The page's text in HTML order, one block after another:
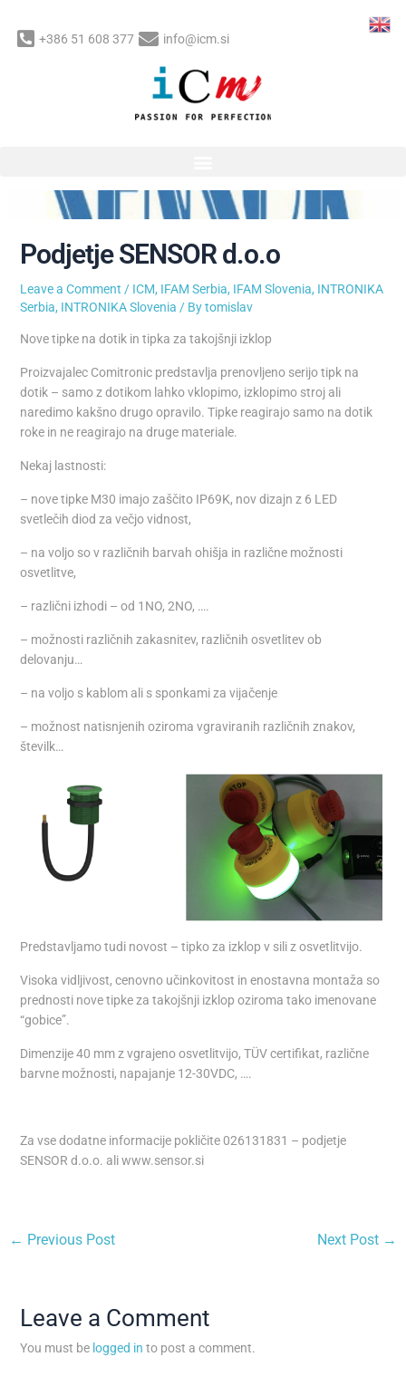
content
+386 51 608 377 info@icm.si
Podjetje SENSOR d.o.o
Leave a Comment / ICM, IFAM Serbia, IFAM Slovenia, INTRONIKA
Serbia, INTRONIKA Slovenia / Bytomislav
Nove tipke na dotik in tipka za takojšnji izklop
Proizvajalec Comitronic predstavlja prenovljeno serijo tipk na
dotik – samo z dotikom lahko vklopimo, izklopimo stroj ali
naredimo kakšno drugo opravilo. Tipke reagirajo samo na dotik
roke in ne reagirajo na druge materiale.
Nekaj lastnosti:
– nove tipke M30 imajo zaščito IP69K, nov dizajn z 6 LED
svetlečih diod za večjo vidnost,
– na voljo so v različnih barvah ohišja in različne možnosti
osvetlitve,
– različni izhodi – od 1NO, 2NO, ….
– možnosti različnih zakasnitev, različnih osvetlitev ob
delovanju…
– na voljo s kablom ali s sponkami za vijačenje
– možnost natisnjenih oziroma vgraviranih različnih znakov,
številk…
Predstavljamo tudi novost – tipko za izklop v sili z osvetlitvijo.
Visoka vidljivost, cenovno učinkovitost in enostavna montaža so
prednosti nove tipke za takojšnji izklop oziroma tako imenovane
“gobice”.
Dimenzije 40 mm z vgrajeno osvetlitvijo, TÜV certifikat, različne
barvne možnosti, napajanje 12-30VDC, ….
Za vse dodatne informacije pokličite 026131831 – podjetje
SENSOR d.o.o. ali www.sensor.si
← Previous Post Next Post →
Leave a Comment
You must be logged in to post a comment.